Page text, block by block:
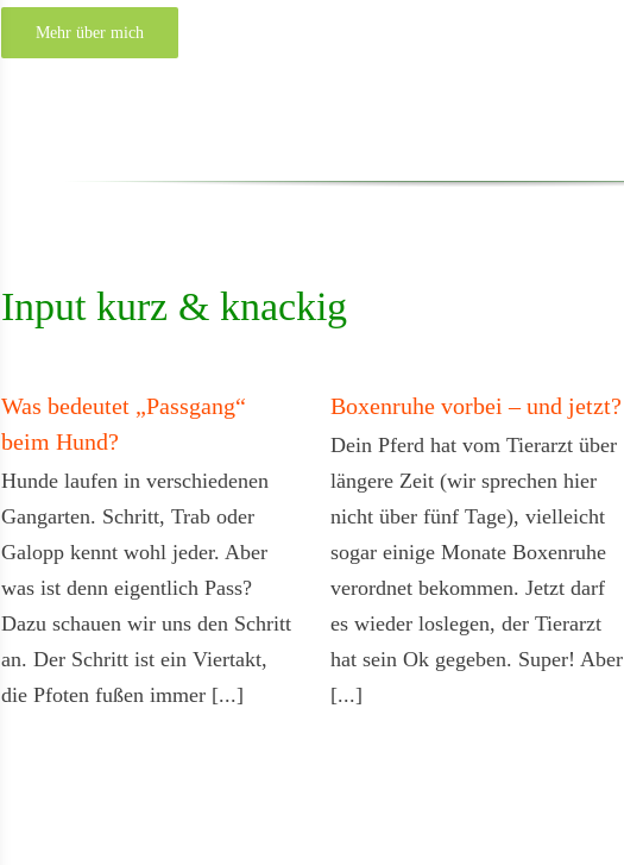
Mehr über mich
Input kurz & knackig
Was bedeutet „Passgang“
beim Hund?
Hunde laufen in verschiedenen
Gangarten. Schritt, Trab oder
Galopp kennt wohl jeder. Aber
was ist denn eigentlich Pass?
Dazu schauen wir uns den Schritt
an. Der Schritt ist ein Viertakt,
die Pfoten fußen immer [...]
Boxenruhe vorbei – und jetzt?
Dein Pferd hat vom Tierarzt über
längere Zeit (wir sprechen hier
nicht über fünf Tage), vielleicht
sogar einige Monate Boxenruhe
verordnet bekommen. Jetzt darf
es wieder loslegen, der Tierarzt
hat sein Ok gegeben. Super! Aber
[...]